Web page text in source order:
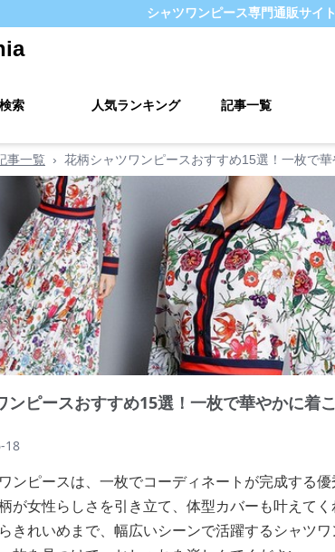
シャツワンピース専門通販サイト
索 人気ランキング 記事一覧
事一覧 › 花柄シャツワンピースおすすめ15選！一枚で
ンピースおすすめ15選！一枚で華やかに着
18
ンピースは、一枚でコーディネートが完成する優
が女性らしさを引き立て、体型カバーも叶えてく
きれいめまで、幅広いシーンで活躍するシャツ